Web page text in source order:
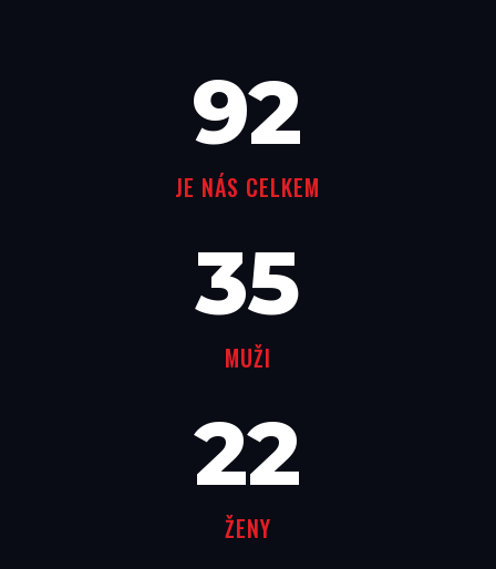
92
JE NÁS CELKEM
35
MUŽI
22
ŽENY